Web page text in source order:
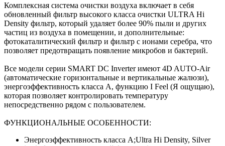
Комплексная система очистки воздуха включает в себя
обновленный фильтр высокого класса очистки ULTRA Hi
Density фильтр, который удаляет более 90% пыли и других
частиц из воздуха в помещении, и дополнительные:
фотокаталитический фильтр и фильтр с ионами серебра, что
позволяет предотвращать появление микробов и бактерий.
Все модели серии SMART DC Inverter имеют 4D AUTO-Air
(автоматические горизонтальные и вертикальные жалюзи),
энергоэффективность класса А, функцию I Feel (Я ощущаю),
которая позволяет контролировать температуру
непосредственно рядом с пользователем.
ФУНКЦИОНАЛЬНЫЕ ОСОБЕННОСТИ:
Энергоэффективность класса А;Ultra Hi Density, Silver